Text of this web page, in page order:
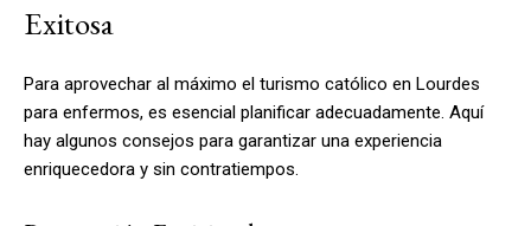
Exitosa
Para aprovechar al máximo el turismo católico en Lourdes
para enfermos, es esencial planificar adecuadamente. Aquí
hay algunos consejos para garantizar una experiencia
enriquecedora y sin contratiempos.